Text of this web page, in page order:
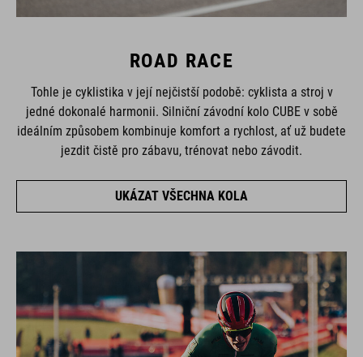
ROAD RACE
Tohle je cyklistika v její nejčistší podobě: cyklista a stroj v
jedné dokonalé harmonii. Silniční závodní kolo CUBE v sobě
ideálním způsobem kombinuje komfort a rychlost, ať už budete
jezdit čistě pro zábavu, trénovat nebo závodit.
UKÁZAT VŠECHNA KOLA